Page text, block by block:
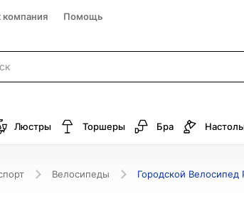
компания Помощь
Люстры Торшеры Бра
Велосипеды Городской Велосипед